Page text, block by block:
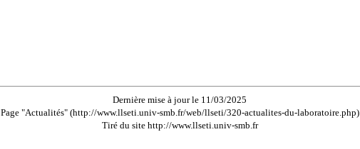
Dernière mise à jour le 11/03/2025
Page "Actualités" (http://www.llseti.univ-smb.fr/web/llseti/320-actualites-du-laboratoire.php)
Tiré du site http://www.llseti.univ-smb.fr